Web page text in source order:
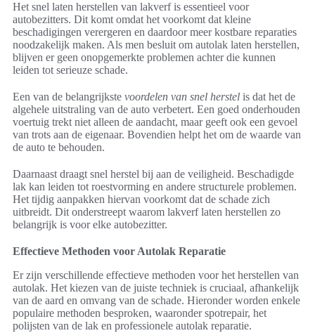
Het snel laten herstellen van lakverf is essentieel voor
autobezitters. Dit komt omdat het voorkomt dat kleine
beschadigingen verergeren en daardoor meer kostbare reparaties
noodzakelijk maken. Als men besluit om autolak laten herstellen,
blijven er geen onopgemerkte problemen achter die kunnen
leiden tot serieuze schade.
Een van de belangrijkste voordelen van snel herstel is dat het de
algehele uitstraling van de auto verbetert. Een goed onderhouden
voertuig trekt niet alleen de aandacht, maar geeft ook een gevoel
van trots aan de eigenaar. Bovendien helpt het om de waarde van
de auto te behouden.
Daarnaast draagt snel herstel bij aan de veiligheid. Beschadigde
lak kan leiden tot roestvorming en andere structurele problemen.
Het tijdig aanpakken hiervan voorkomt dat de schade zich
uitbreidt. Dit onderstreept waarom lakverf laten herstellen zo
belangrijk is voor elke autobezitter.
Effectieve Methoden voor Autolak Reparatie
Er zijn verschillende effectieve methoden voor het herstellen van
autolak. Het kiezen van de juiste techniek is cruciaal, afhankelijk
van de aard en omvang van de schade. Hieronder worden enkele
populaire methoden besproken, waaronder spotrepair, het
polijsten van de lak en professionele autolak reparatie.